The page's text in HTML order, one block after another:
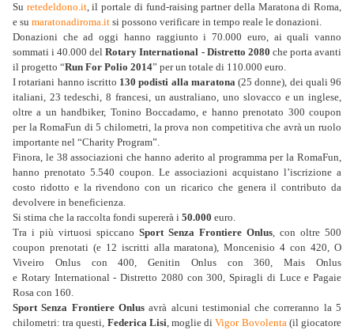
Su retedeldono.it, il portale di fund-raising partner della Maratona di Roma,
e su maratonadiroma.it si possono verificare in tempo reale le donazioni.
Donazioni che ad oggi hanno raggiunto i 70.000 euro, ai quali vanno
sommati i 40.000 delRotary International - Distretto 2080 che porta avanti
il progetto “Run For Polio 2014” per un totale di 110.000 euro.
I rotariani hanno iscritto 130 podisti alla maratona (25 donne), dei quali 96
italiani, 23 tedeschi, 8 francesi, un australiano, uno slovacco e un inglese,
oltre a un handbiker, Tonino Boccadamo, e hanno prenotato 300 coupon
per la RomaFun di 5 chilometri, la prova non competitiva che avrà un ruolo
importante nel “Charity Program”.
Finora, le 38 associazioni che hanno aderito al programma per la RomaFun,
hanno prenotato 5.540 coupon. Le associazioni acquistano l’iscrizione a
costo ridotto e la rivendono con un ricarico che genera il contributo da
devolvere in beneficienza.
Si stima che la raccolta fondi supererà i 50.000 euro.
Tra i più virtuosi spiccano Sport Senza Frontiere Onlus, con oltre 500
coupon prenotati (e 12 iscritti alla maratona), Moncenisio 4 con 420, O
Viveiro Onlus con 400, Genitin Onlus con 360, Mais Onlus
e Rotary International - Distretto 2080 con 300, Spiragli di Luce e Pagaie
Rosa con 160.
Sport Senza Frontiere Onlusavrà alcuni testimonial che correranno la 5
chilometri: tra questi, Federica Lisi, moglie diVigor Bovolenta(il giocatore